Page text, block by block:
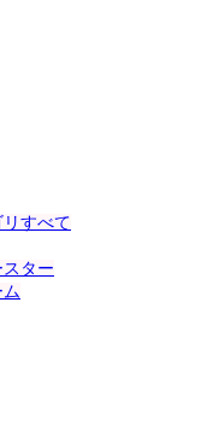
すべて
ター